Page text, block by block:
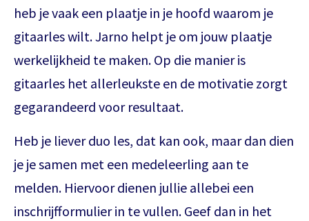
heb je vaak een plaatje in je hoofd waarom je
gitaarles wilt. Jarno helpt je om jouw plaatje
werkelijkheid te maken. Op die manier is
gitaarles het allerleukste en de motivatie zorgt
gegarandeerd voor resultaat.
Heb je liever duo les, dat kan ook, maar dan dien
je je samen met een medeleerling aan te
melden. Hiervoor dienen jullie allebei een
inschrijfformulier in te vullen. Geef dan in het